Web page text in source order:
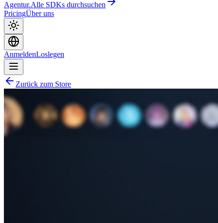
Agentur.Alle SDKs durchsuchen
PricingÜber uns
AnmeldenLoslegen
Zurück zum Store